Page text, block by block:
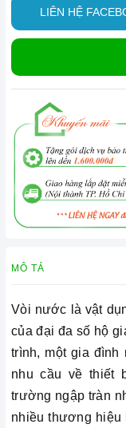
LIÊN HỆ
MÔ TẢ
Vòi nước là vật
của đại đa số hộ
trình, một gia
nhu cầu về thiết
trường ngập tràn
nhiều thương hiệu